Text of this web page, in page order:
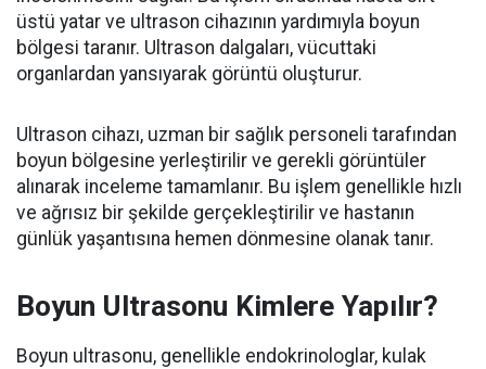
üstü yatar ve ultrason cihazının yardımıyla boyun
bölgesi taranır. Ultrason dalgaları, vücuttaki
organlardan yansıyarak görüntü oluşturur.
Ultrason cihazı, uzman bir sağlık personeli tarafından
boyun bölgesine yerleştirilir ve gerekli görüntüler
alınarak inceleme tamamlanır. Bu işlem genellikle hızlı
ve ağrısız bir şekilde gerçekleştirilir ve hastanın
günlük yaşantısına hemen dönmesine olanak tanır.
Boyun Ultrasonu Kimlere Yapılır?
Boyun ultrasonu, genellikle endokrinologlar, kulak